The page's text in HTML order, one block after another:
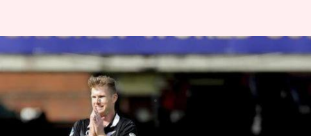
विश्व कप फाइनल के सुपर ओवर के
दौरान जिमी नीशम के कोच की मौत
लेखन Neeraj Pandey Jul 18, 2019 01:52 pm